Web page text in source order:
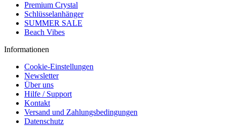
Premium Crystal
Schlüsselanhänger
SUMMER SALE
Beach Vibes
Informationen
Cookie-Einstellungen
Newsletter
Über uns
Hilfe / Support
Kontakt
Versand und Zahlungsbedingungen
Datenschutz